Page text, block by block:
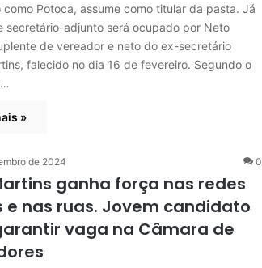
como Potoca, assume como titular da pasta. Já
secretário-adjunto será ocupado por Neto
de vereador e neto do ex-secretário
falecido no dia 16 de fevereiro. Segundo o
»
de 2024 0
ganha força nas redes
e nas ruas. Jovem candidato
vaga na Câmara de